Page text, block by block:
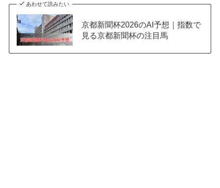
あわせて読みたい
京都新聞杯2026のAI予想｜指数で
見る京都新聞杯の注目馬